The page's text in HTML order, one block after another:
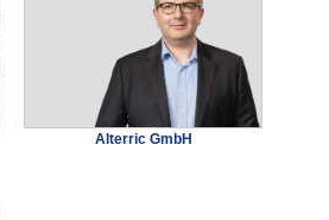
Alterric GmbH